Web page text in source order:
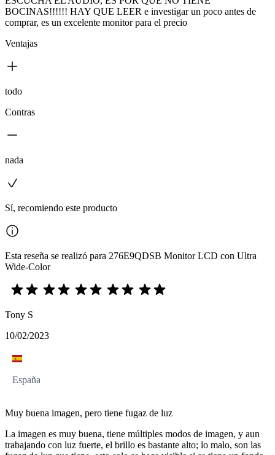
BOCINAS!!!!!! HAY QUE LEER e investigar un poco antes de
comprar, es un excelente monitor para el precio
Ventajas
todo
Contras
nada
Sí, recomiendo este producto
Esta reseña se realizó para 276E9QDSB Monitor LCD con Ultra
Wide-Color
Tony S
10/02/2023
España
Muy buena imagen, pero tiene fugaz de luz
La imagen es muy buena, tiene múltiples modos de imagen, y aun
trabajando con luz fuerte, el brillo es bastante alto; lo malo, son las